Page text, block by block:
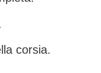
corsia.